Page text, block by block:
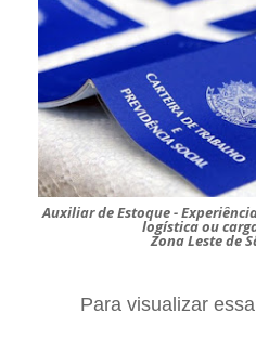
Auxiliar de Estoque -
logística ou
Zona Leste de
Para visualizar